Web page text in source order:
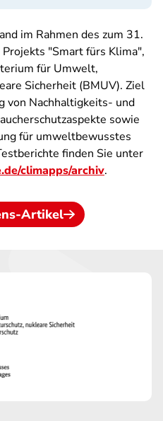
im Rahmen des zum 31.
"Smart fürs Klima",
für Umwelt,
Sicherheit (BMUV). Ziel
von Nachhaltigkeits- und
sowie
für umweltbewusstes
finden Sie unter
climapps/archiv.
Artikel